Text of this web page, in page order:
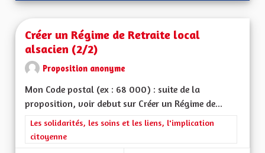
Créer un Régime de Retraite local
alsacien (2/2)
Proposition anonyme
Mon Code postal (ex : 68 000) : suite de la
proposition, voir debut sur Créer un Régime de...
Filtrer les résultats de la catégorie : Les solidarités, les soins
Les solidarités, les soins et les liens, l'implication
citoyenne